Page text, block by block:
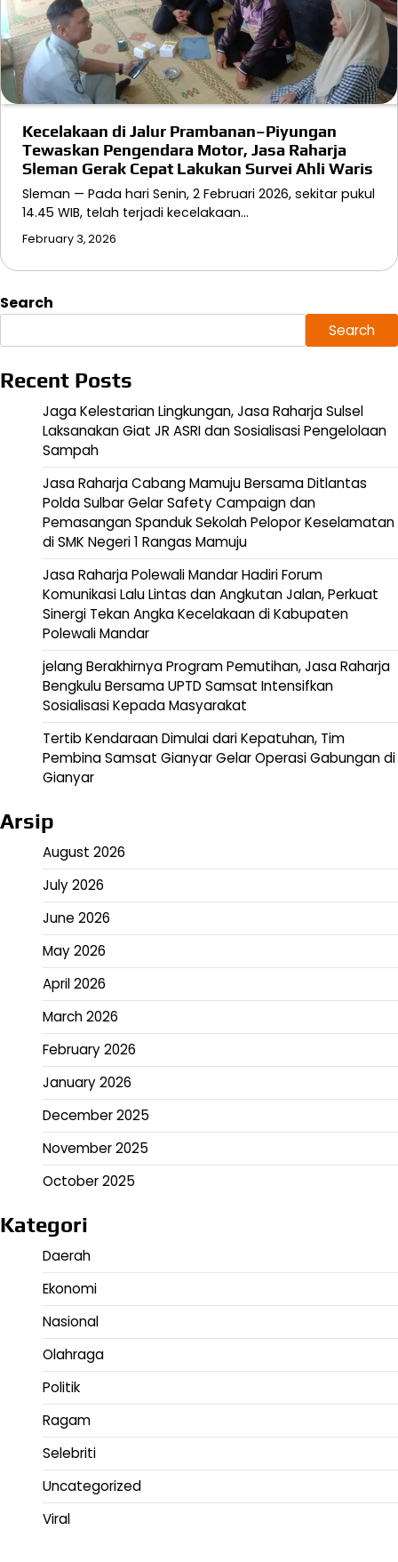
Kecelakaan di Jalur Prambanan–Piyungan
Tewaskan Pengendara Motor, Jasa Raharja
Sleman Gerak Cepat Lakukan Survei Ahli Waris
Sleman — Pada hari Senin, 2 Februari 2026, sekitar pukul
14.45 WIB, telah terjadi kecelakaan…
February 3, 2026
Search
Search
Recent Posts
Jaga Kelestarian Lingkungan, Jasa Raharja Sulsel
Laksanakan Giat JR ASRI dan Sosialisasi Pengelolaan
Sampah
Jasa Raharja Cabang Mamuju Bersama Ditlantas
Polda Sulbar Gelar Safety Campaign dan
Pemasangan Spanduk Sekolah Pelopor Keselamatan
di SMK Negeri 1 Rangas Mamuju
Jasa Raharja Polewali Mandar Hadiri Forum
Komunikasi Lalu Lintas dan Angkutan Jalan, Perkuat
Sinergi Tekan Angka Kecelakaan di Kabupaten
Polewali Mandar
jelang Berakhirnya Program Pemutihan, Jasa Raharja
Bengkulu Bersama UPTD Samsat Intensifkan
Sosialisasi Kepada Masyarakat
Tertib Kendaraan Dimulai dari Kepatuhan, Tim
Pembina Samsat Gianyar Gelar Operasi Gabungan di
Gianyar
Arsip
August 2026
July 2026
June 2026
May 2026
April 2026
March 2026
February 2026
January 2026
December 2025
November 2025
October 2025
Kategori
Daerah
Ekonomi
Nasional
Olahraga
Politik
Ragam
Selebriti
Uncategorized
Viral